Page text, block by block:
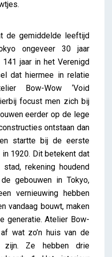
de gemiddelde leeftijd
ongeveer 30 jaar
jaar in het Verenigd
dat hiermee in relatie
Bow-Wow ‘Void
focust men zich bij
eerder op de lege
ontstaan dan
startte bij de eerste
1920. Dit betekent dat
rekening houdend
gebouwen in Tokyo,
vernieuwing hebben
vandaag bouwt, maken
generatie. Atelier Bow-
wat zo’n huis van de
zijn. Ze hebben drie